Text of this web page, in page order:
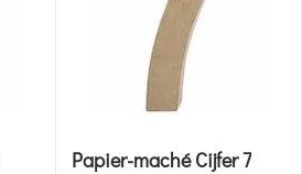
Papier-maché Cijfer 7